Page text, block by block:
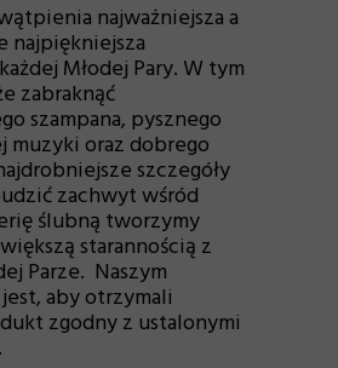
najważniejsza a
najpiękniejsza
Młodej Pary. W tym
zabraknąć
szampana, pysznego
muzyki oraz dobrego
szczegóły
zachwyt wśród
ślubną tworzymy
starannością z
Parze. Naszym
aby otrzymali
zgodny z ustalonymi